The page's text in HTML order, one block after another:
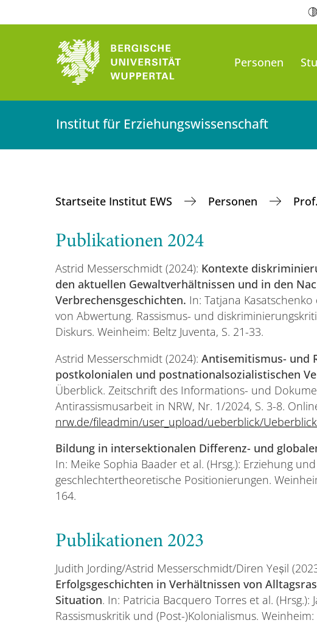
Personen
Institut für Erziehungswissenschaft
Startseite Institut EWS Personen
Publikationen 2024
Astrid Messerschmidt (2024): Kontexte
den aktuellen Gewaltverhältnissen und in den
Verbrechensgeschichten. In: Tatjana
von Abwertung. Rassismus- und
Diskurs. Weinheim: Beltz Juventa, S. 21-33.
Astrid Messerschmidt (2024): Antisemitismus- und
postkolonialen und postnationalsozialistischen
Überblick. Zeitschrift des Informations- und
Antirassismusarbeit in NRW, Nr. 1/2024, S. 3-8.
nrw.de/fileadmin/user_upload/ueberblick/
Bildung in intersektionalen Differenz- und
In: Meike Sophia Baader et al. (Hrsg.): Erziehung
geschlechtertheoretische Positionierungen.
164.
Publikationen 2023
Judith Jording/Astrid Messerschmidt/Diren Yeṣil
Erfolgsgeschichten in Verhältnissen von
Situation. In: Patricia Bacquero Torres et al. (Hrsg.):
Rassismuskritik und (Post-)Kolonialismus. Weinheim: